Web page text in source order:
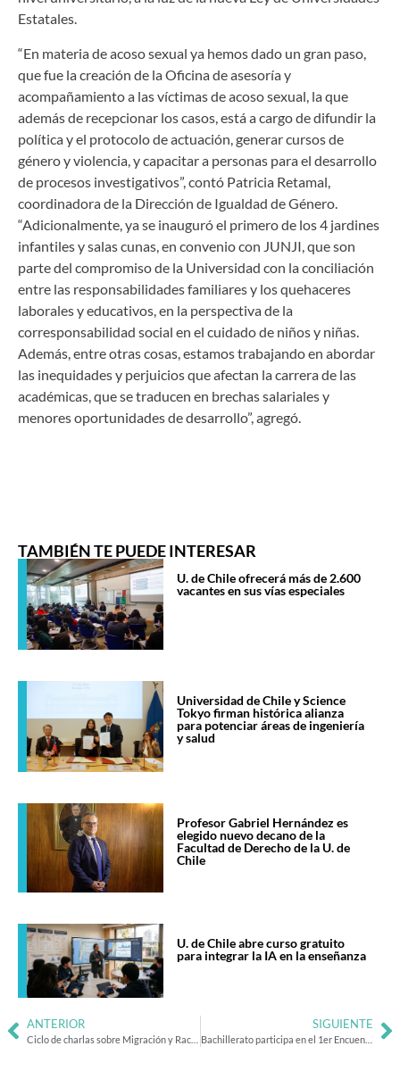
Estatales.
“En materia de acoso sexual ya hemos dado un gran paso,
que fue la creación de la Oficina de asesoría y
acompañamiento a las víctimas de acoso sexual, la que
además de recepcionar los casos, está a cargo de difundir la
política y el protocolo de actuación, generar cursos de
género y violencia, y capacitar a personas para el desarrollo
de procesos investigativos”, contó Patricia Retamal,
coordinadora de la Dirección de Igualdad de Género.
“Adicionalmente, ya se inauguró el primero de los 4 jardines
infantiles y salas cunas, en convenio con JUNJI, que son
parte del compromiso de la Universidad con la conciliación
entre las responsabilidades familiares y los quehaceres
laborales y educativos, en la perspectiva de la
corresponsabilidad social en el cuidado de niños y niñas.
Además, entre otras cosas, estamos trabajando en abordar
las inequidades y perjuicios que afectan la carrera de las
académicas, que se traducen en brechas salariales y
menores oportunidades de desarrollo”, agregó.
TAMBIÉN TE PUEDE INTERESAR
U. de Chile ofrecerá más de 2.600
vacantes en sus vías especiales
Universidad de Chile y Science
Tokyo firman histórica alianza
para potenciar áreas de ingeniería
y salud
Profesor Gabriel Hernández es
elegido nuevo decano de la
Facultad de Derecho de la U. de
Chile
U. de Chile abre curso gratuito
para integrar la IA en la enseñanza
ANTERIOR SIGUIENTE
Bachillerato participa en el 1er Encuentro de Proyectos de Investigación en Docencia Universitaria